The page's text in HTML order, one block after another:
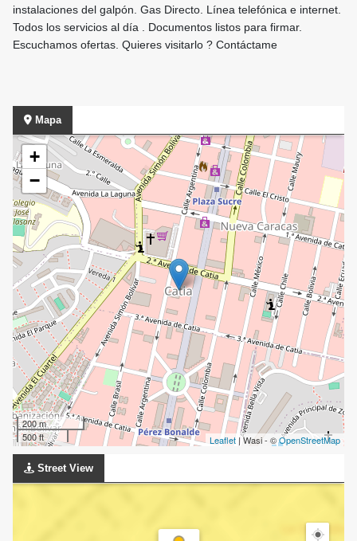
instalaciones del galpón. Gas Directo. Línea telefónica e internet.
Todos los servicios al día . Documentos listos para firmar.
Escuchamos ofertas. Quieres visitarlo ? Contáctame
Mapa
+
−
200 m
500 ft
Leaflet | Wasi - ©OpenStreetMap
Street View